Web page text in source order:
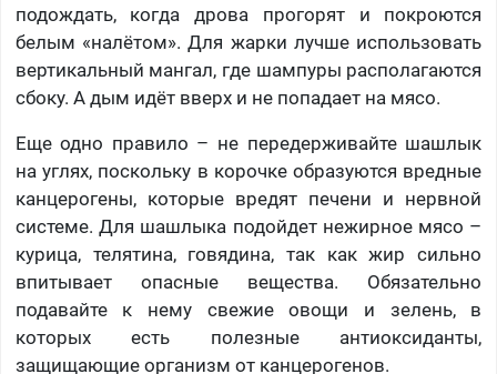
подождать, когда дрова прогорят и покроются
белым «налётом». Для жарки лучше использовать
вертикальный мангал, где шампуры располагаются
сбоку. А дым идёт вверх и не попадает на мясо.
Еще одно правило – не передерживайте шашлык
на углях, поскольку в корочке образуются вредные
канцерогены, которые вредят печени и нервной
системе. Для шашлыка подойдет нежирное мясо –
курица, телятина, говядина, так как жир сильно
впитывает опасные вещества. Обязательно
подавайте к нему свежие овощи и зелень, в
которых есть полезные антиоксиданты,
защищающие организм от канцерогенов.